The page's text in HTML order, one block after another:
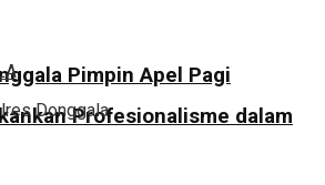
Pimpin Apel Pagi
Profesionalisme dalam
Donggala.